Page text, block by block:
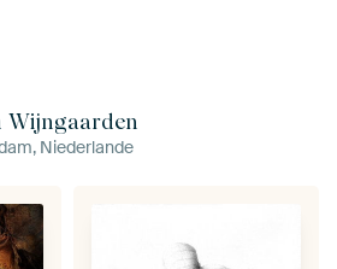
Wijngaarden
Niederlande